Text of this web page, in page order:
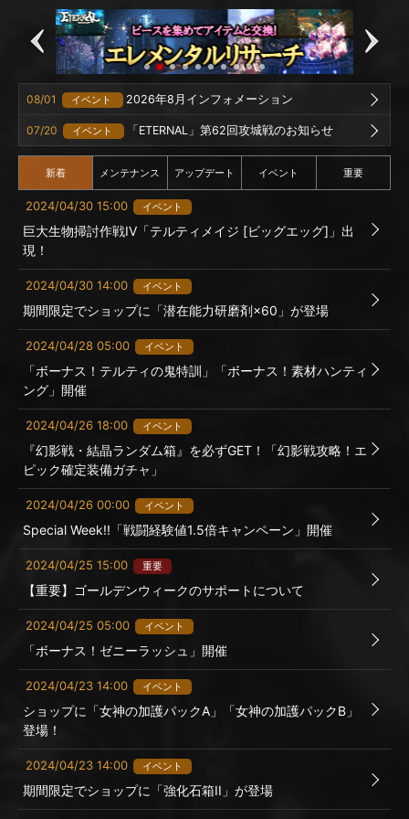
08/01 イベント 2026年8月インフォメーション
07/20 イベント 「ETERNAL」第62回攻城戦のお知らせ
新着 メンテナンス アップデート イベント 重要
2024/04/30 15:00 イベント
巨大生物掃討作戦IV「テルティメイジ [ビッグエッグ]」出
現！
2024/04/30 14:00 イベント
期間限定でショップに「潜在能力研磨剤×60」が登場
2024/04/28 05:00 イベント
「ボーナス！テルティの鬼特訓」「ボーナス！素材ハンティ
ング」開催
2024/04/26 18:00 イベント
『幻影戦・結晶ランダム箱』を必ずGET！「幻影戦攻略！エ
ピック確定装備ガチャ」
2024/04/26 00:00 イベント
Special Week!!「戦闘経験値1.5倍キャンペーン」開催
2024/04/25 15:00 重要
【重要】ゴールデンウィークのサポートについて
2024/04/25 05:00 イベント
「ボーナス！ゼニーラッシュ」開催
2024/04/23 14:00 イベント
ショップに「女神の加護パックA」「女神の加護パックB」
登場！
2024/04/23 14:00 イベント
期間限定でショップに「強化石箱II」が登場